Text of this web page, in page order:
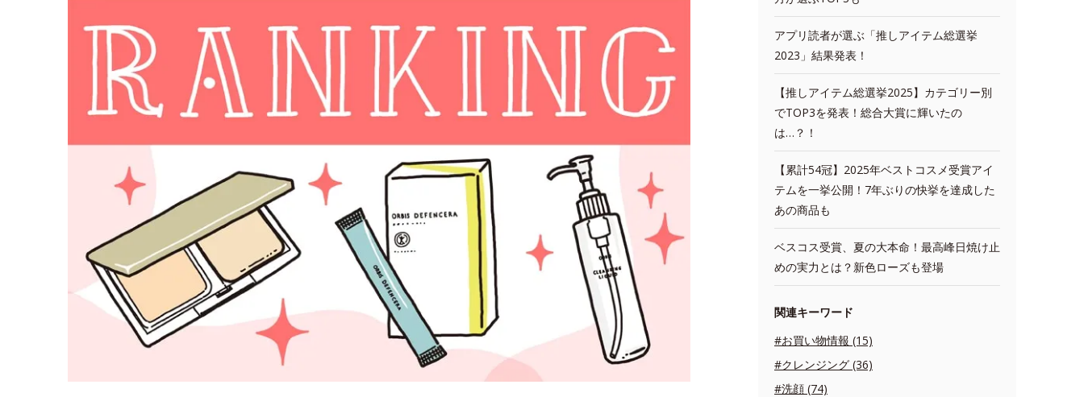
アプリ読者が選ぶ「推しアイテム総選挙
2023」結果発表！
【推しアイテム総選挙2025】カテゴリー別
でTOP3を発表！総合大賞に輝いたの
は…？！
【累計54冠】2025年ベストコスメ受賞アイ
テムを一挙公開！7年ぶりの快挙を達成した
あの商品も
ベスコス受賞、夏の大本命！最高峰日焼け止
めの実力とは？新色ローズも登場
関連キーワード
#お買い物情報 (15)
#クレンジング (36)
#洗顔 (74)